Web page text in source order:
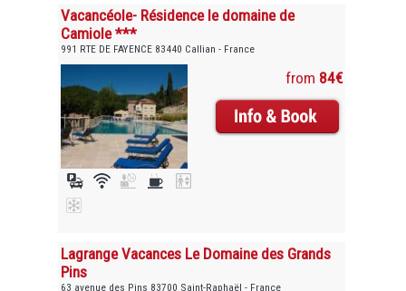
Vacancéole- Résidence le domaine de
Camiole ***
991 RTE DE FAYENCE 83440 Callian - France
from 84€
Lagrange Vacances Le Domaine des Grands
Pins
63 avenue des Pins 83700 Saint-Raphaël - France